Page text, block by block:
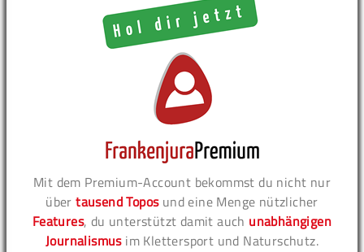
Mit dem Premium-Account bekommst du nicht nur
übertausend Toposund eine Menge nützlicher
Features, du unterstützt damit auch unabhängigen
Journalismusim Klettersport und Naturschutz.